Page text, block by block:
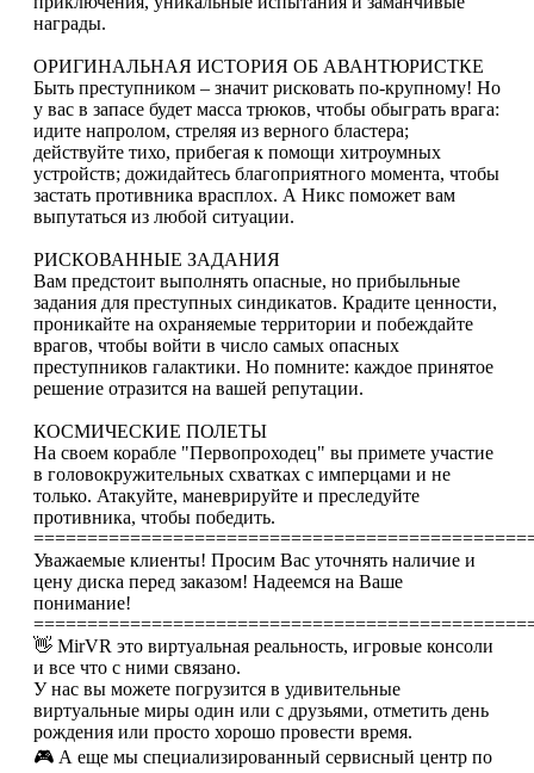
награды.
ОРИГИНАЛЬНАЯ ИСТОРИЯ ОБ АВАНТЮРИСТКЕ
Быть преступником – значит рисковать по-крупному! Но
у вас в запасе будет масса трюков, чтобы обыграть врага:
идите напролом, стреляя из верного бластера;
действуйте тихо, прибегая к помощи хитроумных
устройств; дожидайтесь благоприятного момента, чтобы
застать противника врасплох. А Никс поможет вам
выпутаться из любой ситуации.
РИСКОВАННЫЕ ЗАДАНИЯ
Вам предстоит выполнять опасные, но прибыльные
задания для преступных синдикатов. Крадите ценности,
проникайте на охраняемые территории и побеждайте
врагов, чтобы войти в число самых опасных
преступников галактики. Но помните: каждое принятое
решение отразится на вашей репутации.
КОСМИЧЕСКИЕ ПОЛЕТЫ
На своем корабле "Первопроходец" вы примете участие
в головокружительных схватках с имперцами и не
только. Атакуйте, маневрируйте и преследуйте
противника, чтобы победить.
Уважаемые клиенты! Просим Вас уточнять наличие и
цену диска перед заказом! Надеемся на Ваше
понимание!
👋 MirVR это виртуальная реальность, игровые консоли
и все что с ними связано.
У нас вы можете погрузится в удивительные
виртуальные миры один или с друзьями, отметить день
рождения или просто хорошо провести время.
🎮 А еще мы специализированный сервисный центр по